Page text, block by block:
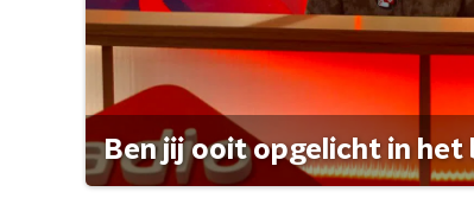
Ben jij ooit opgelicht in het